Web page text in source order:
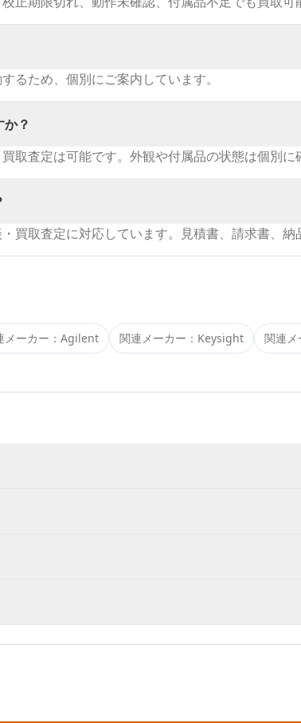
るため、個別にご案内しています。
？
取査定は可能です。外観や付属品の状態は個別に
買取査定に対応しています。見積書、請求書、納
メーカー： Agilent 関連メーカー： Keysight 関連メ